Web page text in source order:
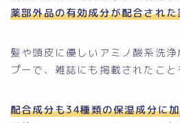
薬部外品の有効成分が配合され
髪や頭皮に優しいアミノ酸系洗
プーで、雑誌にも掲載されたこと
配合成分も34種類の保湿成分に